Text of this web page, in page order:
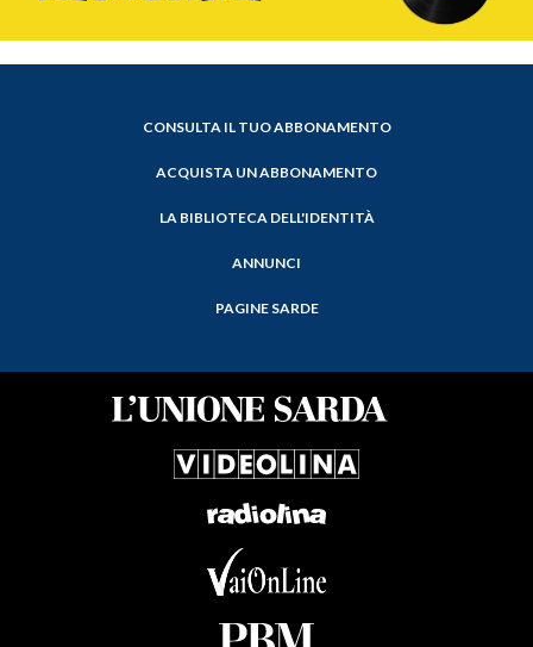
CONSULTA IL TUO ABBONAMENTO
ACQUISTA UN ABBONAMENTO
LA BIBLIOTECA DELL'IDENTITÀ
ANNUNCI
PAGINE SARDE